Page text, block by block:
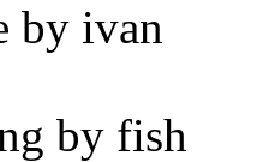
by ivan
by fish